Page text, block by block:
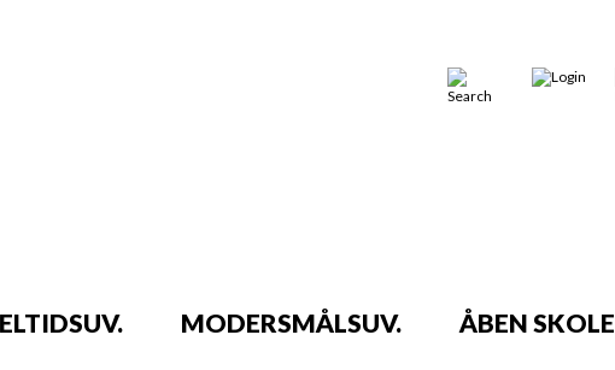
MODERSMÅLSUV. ÅBEN SKOLE